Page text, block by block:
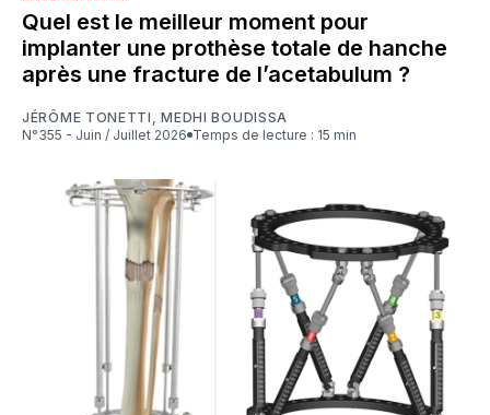
Quel est le meilleur moment pour
implanter une prothèse totale de hanche
après une fracture de l’acetabulum ?
JÉRÔME TONETTI ,MEDHI BOUDISSA
N°355 - Juin / Juillet 2026
Temps de lecture : 15 min